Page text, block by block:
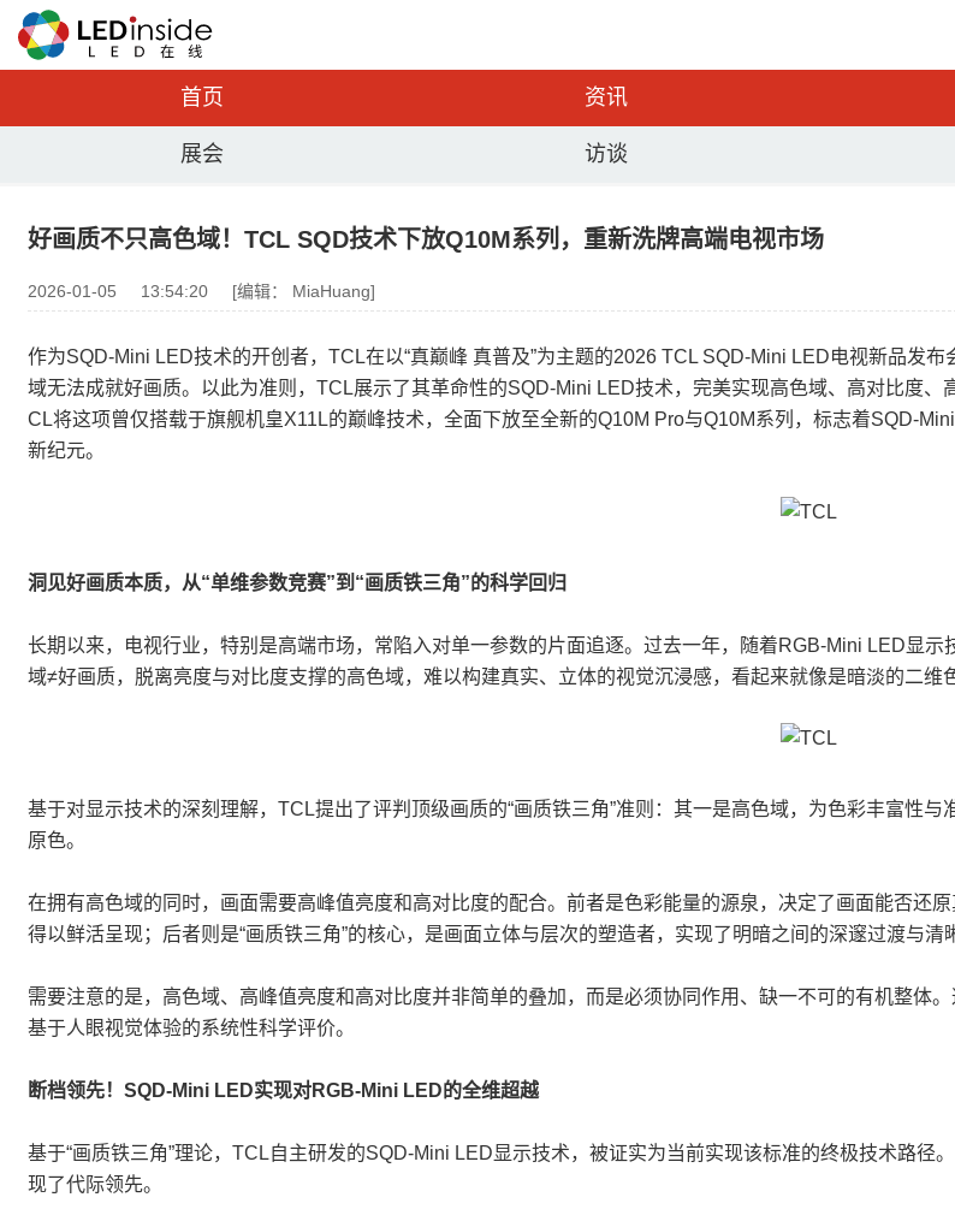
首页 资讯
展会 访谈
好画质不只高色域！TCL SQD技术下放Q10M系列，重新洗牌高端电视市场
2026-01-05 13:54:20 [编辑： MiaHuang]
作为SQD-Mini LED技术的开创者，TCL在以“真巅峰 真普及”为主题的2026 TCL SQD-Mini LED电视新品发
域无法成就好画质。以此为准则，TCL展示了其革命性的SQD-Mini LED技术，完美实现高色域、高对比度
CL将这项曾仅搭载于旗舰机皇X11L的巅峰技术，全面下放至全新的Q10M Pro与Q10M系列，标志着SQD-
新纪元。
洞见好画质本质，从“单维参数竞赛”到“画质铁三角”的科学回归
长期以来，电视行业，特别是高端市场，常陷入对单一参数的片面追逐。过去一年，随着RGB-Mini LED显
域≠好画质，脱离亮度与对比度支撑的高色域，难以构建真实、立体的视觉沉浸感，看起来就像是暗淡的二维
基于对显示技术的深刻理解，TCL提出了评判顶级画质的“画质铁三角”准则：其一是高色域，为色彩丰富性
原色。
在拥有高色域的同时，画面需要高峰值亮度和高对比度的配合。前者是色彩能量的源泉，决定了画面能否还
得以鲜活呈现；后者则是“画质铁三角”的核心，是画面立体与层次的塑造者，实现了明暗之间的深邃过渡与
需要注意的是，高色域、高峰值亮度和高对比度并非简单的叠加，而是必须协同作用、缺一不可的有机整体
基于人眼视觉体验的系统性科学评价。
断档领先！SQD-Mini LED实现对RGB-Mini LED的全维超越
基于“画质铁三角”理论，TCL自主研发的SQD-Mini LED显示技术，被证实为当前实现该标准的终极技术路径
现了代际领先。